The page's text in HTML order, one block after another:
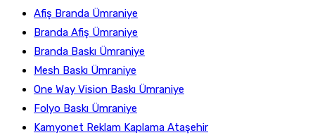
Afiş Branda Ümraniye
Branda Afiş Ümraniye
Branda Baskı Ümraniye
Mesh Baskı Ümraniye
One Way Vision Baskı Ümraniye
Folyo Baskı Ümraniye
Kamyonet Reklam Kaplama Ataşehir